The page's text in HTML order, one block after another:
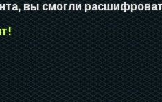
вы смогли